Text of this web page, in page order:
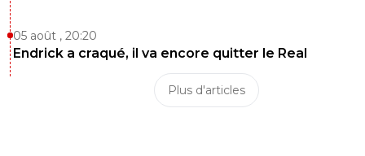
05 août , 20:20
Endrick a craqué, il va encore quitter le Real
Plus d'articles